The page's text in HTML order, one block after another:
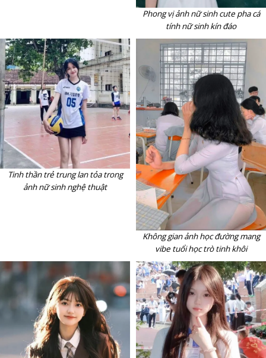
Phong vị ảnh nữ sinh cute pha cá
tính nữ sinh kín đáo
Tinh thần trẻ trung lan tỏa trong
ảnh nữ sinh nghệ thuật
Không gian ảnh học đường mang
vibe tuổi học trò tinh khôi